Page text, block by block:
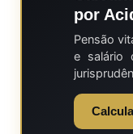
por
Pensão
e salário